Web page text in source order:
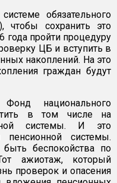
обязательного
чтобы сохранить это
года пройти процедуру
ЦБ и вступить в
накоплений. На это
граждан будут
национального
в том числе на
системы. И это
пенсионной системы.
беспокойства по
ажиотаж, который
проверок и опасения